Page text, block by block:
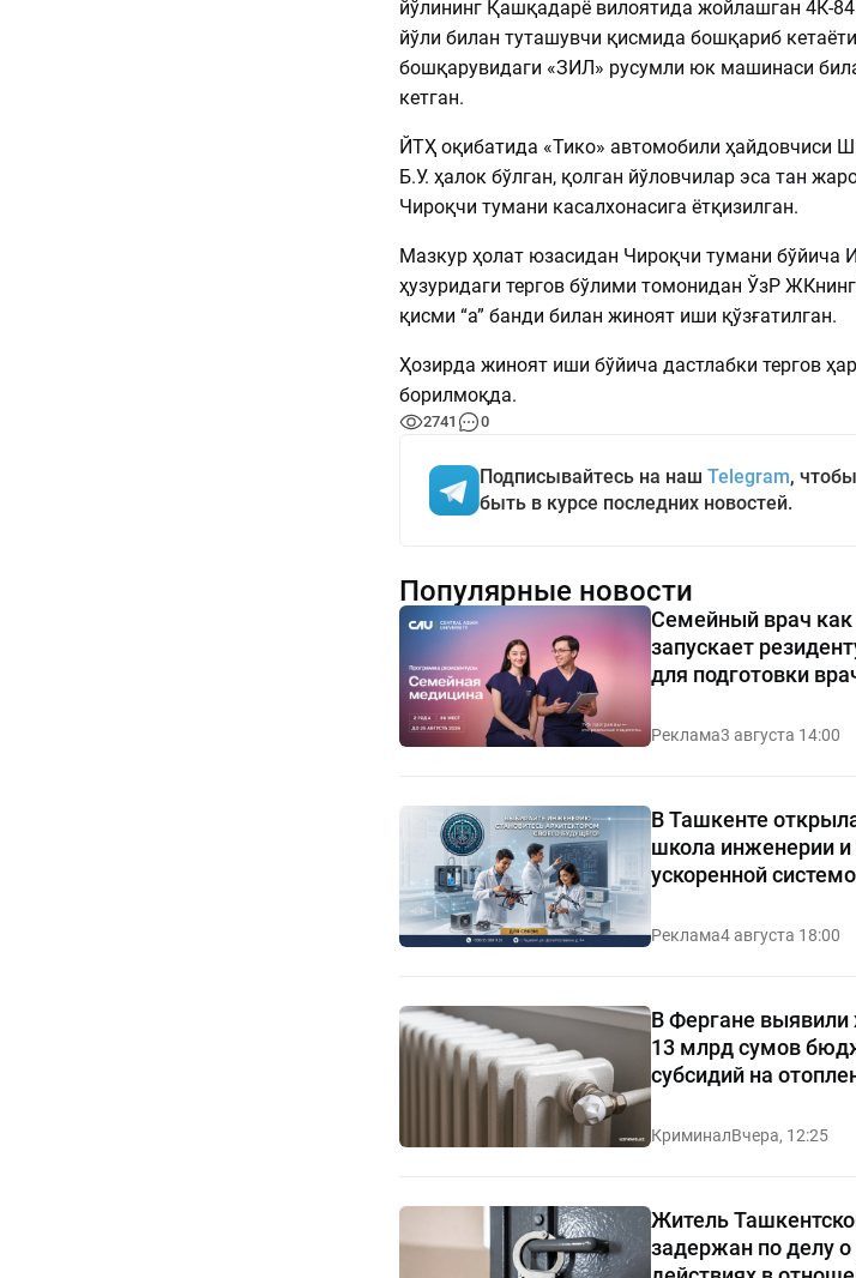
йўлининг Қашқадарё вилоятида жойлашган 4К-84
йўли билан туташувчи қисмида бошқариб
бошқарувидаги «ЗИЛ» русумли юк машинаси
кетган.
ЙТҲ оқибатида «Тико» автомобили ҳайдовчиси
Б.У. ҳалок бўлган, қолган йўловчилар эса тан
Чироқчи тумани касалхонасига ётқизилган.
Мазкур ҳолат юзасидан Чироқчи тумани
ҳузуридаги тергов бўлими томонидан ЎзР
қисми “а” банди билан жиноят иши қўзғатилган.
Ҳозирда жиноят иши бўйича дастлабки тергов
борилмоқда.
2741 0
Подписывайтесь на наш Telegram, чтобы
быть в курсе последних новостей.
Популярные новости
Семейный врач как
запускает
для подготовки
звена
Реклама3 августа 14:00
В Ташкенте
школа инженерии и
ускоренной
Реклама4 августа 18:00
В Фергане выявили
13 млрд сумов
субсидий на
КриминалВчера, 12:25
Житель
задержан по делу